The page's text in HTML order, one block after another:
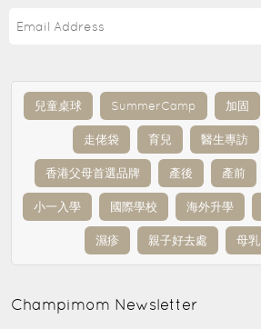
兒童桌球 SummerCamp 加固
走佬袋 育兒 醫生專訪
香港父母首選品牌 產後 產前
小一入學 國際學校 海外升學
濕疹 親子好去處 母乳
Champimom Newsletter